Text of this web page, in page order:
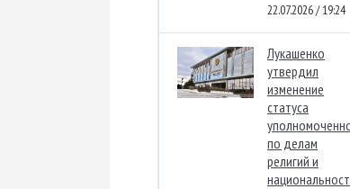
22.07.2026 / 19:24
Лукашенко
утвердил
изменение
статуса
по делам
религий и